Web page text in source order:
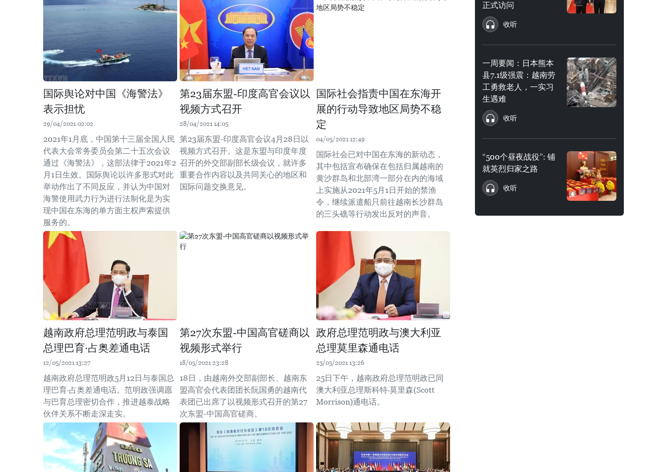
国际舆论对中国《海警法》
表示担忧
29/04/2021 02:02
2021年1月底，中国第十三届全国人民
代表大会常务委员会第二十五次会议
通过《海警法》，这部法律于2021年2
月1日生效。国际舆论以许多形式对此
举动作出了不同反应，并认为中国对
海警使用武力行为进行法制化是为实
现中国在东海的单方面主权声索提供
服务的。
第23届东盟-印度高官会议以
视频方式召开
28/04/2021 14:05
第23届东盟-印度高官会议4月28日以
视频方式召开。这是东盟与印度年度
召开的外交部副部长级会议，就许多
重要合作内容以及共同关心的地区和
国际问题交换意见。
国际社会指责中国在东海开
展的行动导致地区局势不稳
定
04/05/2021 12:49
国际社会已对中国在东海的新动态，
其中包括宣布确保在包括归属越南的
黄沙群岛和北部湾一部分在内的海域
上实施从2021年5月1日开始的禁渔
令，继续派遣船只前往越南长沙群岛
的三头礁等行动发出反对的声音。
越南政府总理范明政与泰国
总理巴育·占奥差通电话
12/05/2021 13:27
越南政府总理范明政5月12日与泰国总
理巴育·占奥差通电话。范明政强调愿
与巴育总理密切合作，推进越泰战略
伙伴关系不断走深走实。
第27次东盟-中国高官磋商以
视频形式举行
18/05/2021 23:28
18日，由越南外交部副部长、越南东
盟高官会代表团团长阮国勇的越南代
表团已出席了以视频形式召开的第27
次东盟-中国高官磋商。
政府总理范明政与澳大利亚
总理莫里森通电话
25/05/2021 13:26
25日下午，越南政府总理范明政已同
澳大利亚总理斯科特·莫里森(Scott
Morrison)通电话。
正式访问
收听
一周要闻：日本熊本
县7.1级强震：越南劳
工勇救老人，一实习
生遇难
收听
“500个昼夜战役”: 铺
就英烈归家之路
收听